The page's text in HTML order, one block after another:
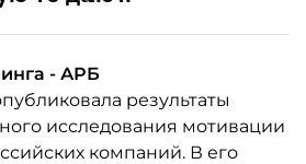
- АРБ
результаты
исследования мотивации
компаний. В его